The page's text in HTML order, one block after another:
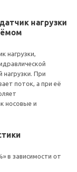
нагрузки
нагрузки,
При
поток, а при её
носовые и
в зависимости от